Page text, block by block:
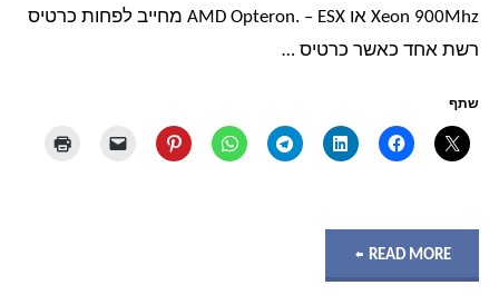
פרק
Xeon 900Mhz או AMD Opteron. – ESX מחייב לפחות כרטיס
רשת אחד כאשר כרטיס …
שתף
READ MORE "טיפים